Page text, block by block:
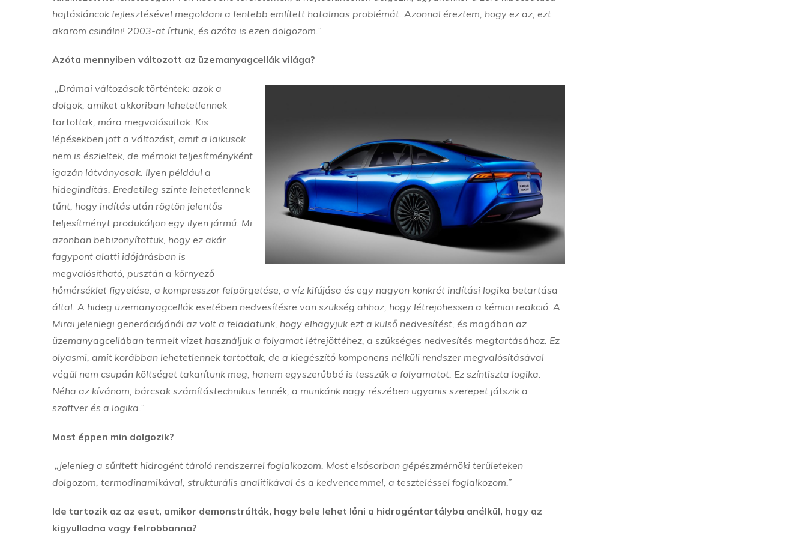
hajtásláncok fejlesztésével megoldani a fentebb említett hatalmas problémát. Azonnal éreztem, hogy ez az, ezt
akarom csinálni! 2003-at írtunk, és azóta is ezen dolgozom.”
Azóta mennyiben változott az üzemanyagcellák világa?
„Drámai változások történtek: azok a
dolgok, amiket akkoriban lehetetlennek
tartottak, mára megvalósultak. Kis
lépésekben jött a változást, amit a laikusok
nem is észleltek, de mérnöki teljesítményként
igazán látványosak. Ilyen például a
hidegindítás. Eredetileg szinte lehetetlennek
tűnt, hogy indítás után rögtön jelentős
teljesítményt produkáljon egy ilyen jármű. Mi
azonban bebizonyítottuk, hogy ez akár
fagypont alatti időjárásban is
megvalósítható, pusztán a környező
hőmérséklet figyelése, a kompresszor felpörgetése, a víz kifújása és egy nagyon konkrét indítási logika betartása
által. A hideg üzemanyagcellák esetében nedvesítésre van szükség ahhoz, hogy létrejöhessen a kémiai reakció. A
Mirai jelenlegi generációjánál az volt a feladatunk, hogy elhagyjuk ezt a külső nedvesítést, és magában az
üzemanyagcellában termelt vizet használjuk a folyamat létrejöttéhez, a szükséges nedvesítés megtartásához. Ez
olyasmi, amit korábban lehetetlennek tartottak, de a kiegészítő komponens nélküli rendszer megvalósításával
végül nem csupán költséget takarítunk meg, hanem egyszerűbbé is tesszük a folyamatot. Ez színtiszta logika.
Néha az kívánom, bárcsak számítástechnikus lennék, a munkánk nagy részében ugyanis szerepet játszik a
szoftver és a logika.”
Most éppen min dolgozik?
„Jelenleg a sűrített hidrogént tároló rendszerrel foglalkozom. Most elsősorban gépészmérnöki területeken
dolgozom, termodinamikával, strukturális analitikával és a kedvencemmel, a teszteléssel foglalkozom.”
Ide tartozik az az eset, amikor demonstrálták, hogy bele lehet lőni a hidrogéntartályba anélkül, hogy az
kigyulladna vagy felrobbanna?